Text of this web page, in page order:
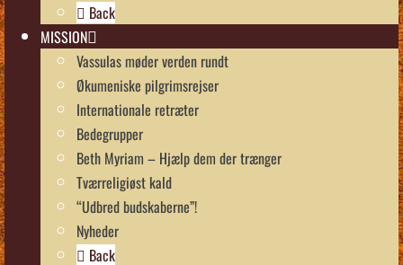
Back
MISSION
Vassulas møder verden rundt
Økumeniske pilgrimsrejser
Internationale retræter
Bedegrupper
Beth Myriam – Hjælp dem der trænger
Tværreligiøst kald
“Udbred budskaberne”!
Nyheder
Back